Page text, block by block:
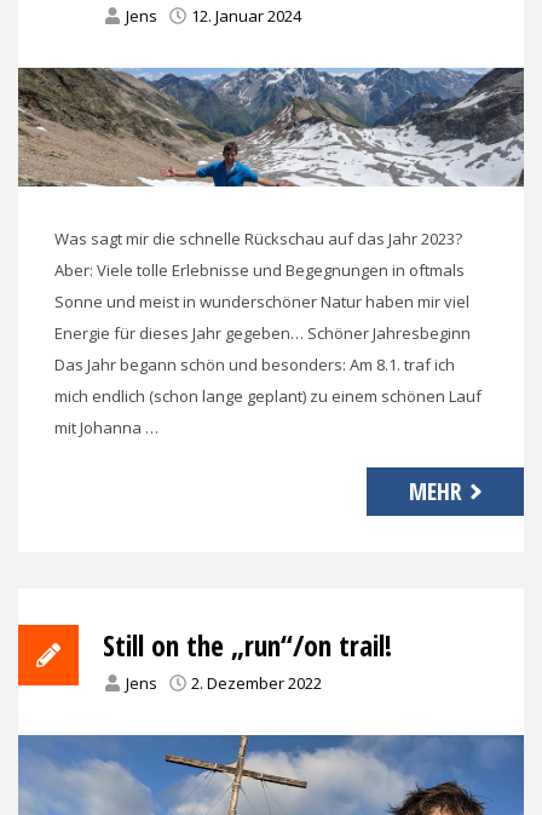
Jens 12. Januar 2024
Was sagt mir die schnelle Rückschau auf das Jahr 2023?
Aber: Viele tolle Erlebnisse und Begegnungen in oftmals
Sonne und meist in wunderschöner Natur haben mir viel
Energie für dieses Jahr gegeben… Schöner Jahresbeginn
Das Jahr begann schön und besonders: Am 8.1. traf ich
mich endlich (schon lange geplant) zu einem schönen Lauf
mit Johanna …
MEHR
Still on the „run“/on trail!
Jens 2. Dezember 2022